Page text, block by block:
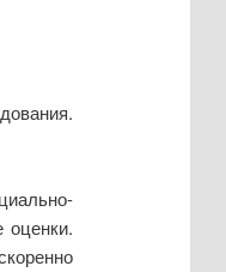
оценки.